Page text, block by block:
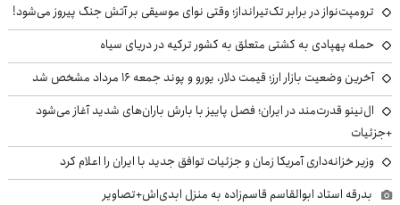
ترومپت‌نواز در برابر تک‌تیرانداز؛ وقتی نوای موسیقی بر آتش جنگ پیروز می‌شود!
حمله پهپادی به کشتی متعلق به کشور ترکیه در دریای سیاه
آخرین وضعیت بازار ارز؛ قیمت دلار، یورو و پوند جمعه ۱۶ مرداد مشخص شد
ال‌نینو قدرت‌مند در ایران؛ فصل پاییز با بارش باران‌های شدید آغاز می‌شود
+جزئیات
وزیر خزانه‌داری آمریکا زمان و جزئیات توافق جدید با ایران را اعلام کرد
بدرقه استاد ابوالقاسم قاسم‌زاده به منزل ابدی‌اش+تصاویر